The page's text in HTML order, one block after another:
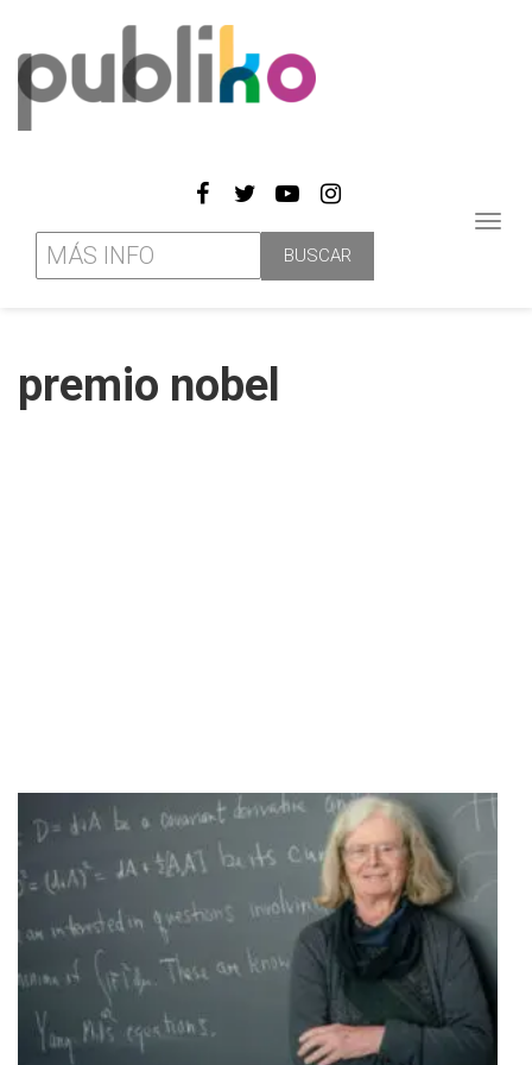
premio nobel